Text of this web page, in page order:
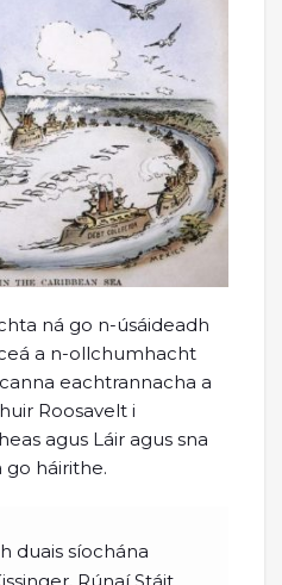
ná go n-úsáideadh
a n-ollchumhacht
eachtrannacha a
Roosavelt i
agus Láir agus sna
go háirithe.
duais síochána